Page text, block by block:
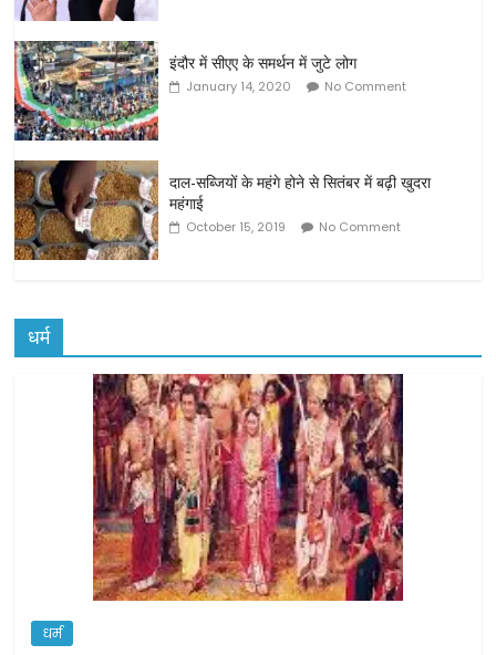
इंदौर में सीएए के समर्थन में जुटे लोग
January 14, 2020 No Comment
दाल-सब्जियों के महंगे होने से सितंबर में बढ़ी खुदरा
महंगाई
October 15, 2019 No Comment
धर्म
धर्म